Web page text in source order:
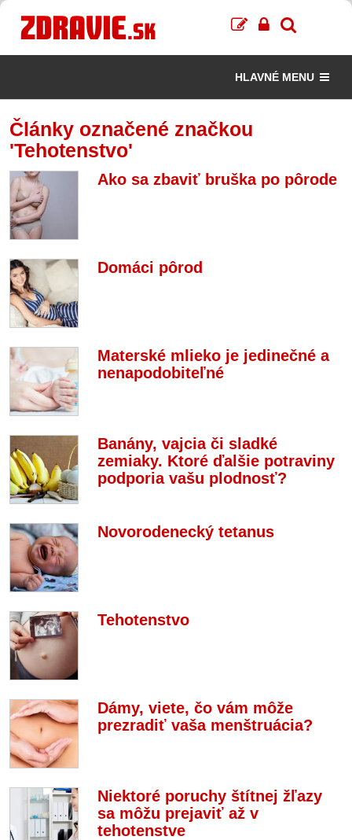
HLAVNÉ MENU
Články označené značkou
'Tehotenstvo'
Ako sa zbaviť bruška po pôrode
Domáci pôrod
Materské mlieko je jedinečné a
nenapodobiteľné
Banány, vajcia či sladké
zemiaky. Ktoré ďalšie potraviny
podporia vašu plodnosť?
Novorodenecký tetanus
Tehotenstvo
Dámy, viete, čo vám môže
prezradiť vaša menštruácia?
Niektoré poruchy štítnej žľazy
sa môžu prejaviť až v
tehotenstve